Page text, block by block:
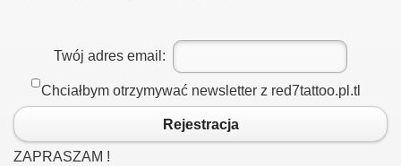
Twój adres email:
Chciałbym otrzymywać newsletter z red7tattoo.pl.tl
Rejestracja
ZAPRASZAM !
pytania.